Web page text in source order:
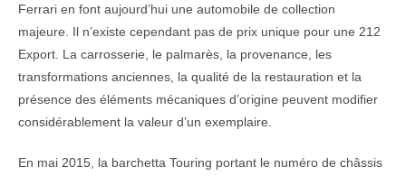
Ferrari en font aujourd’hui une automobile de collection
majeure. Il n’existe cependant pas de prix unique pour une 212
Export. La carrosserie, le palmarès, la provenance, les
transformations anciennes, la qualité de la restauration et la
présence des éléments mécaniques d’origine peuvent modifier
considérablement la valeur d’un exemplaire.
En mai 2015, la barchetta Touring portant le numéro de châssis